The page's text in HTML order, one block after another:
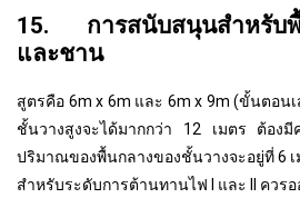
15. การสนับสนุนสำหรับพื้
และชาน
สูตรคือ 6m x 6m และ 6m x 9m (ขั้นตอ
ชั้นวางสูงจะได้มากกว่า 12 เมตร ต้องมี
ปริมาณของพื้นกลางของชั้นวางจะอยู่ที่ 6 เ
สำหรับระดับการต้านทานไฟ I และ II ควร